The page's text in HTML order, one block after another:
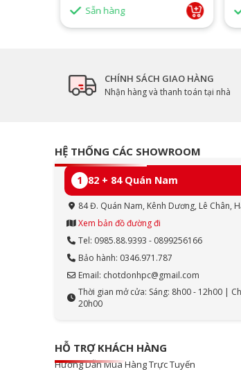
Sẵn hàng
CHÍNH SÁCH GIAO HÀNG
Nhận hàng và thanh toán tại nhà
HỆ THỐNG CÁC SHOWROOM
1 82 + 84 Quán Nam
84 Đ. Quán Nam, Kênh Dương, Lê Chân,
Xem bản đồ đường đi
Tel: 0985.88.9393 - 0899256166
Bảo hành: 0346.971.787
Email: chotdonhpc@gmail.com
Thời gian mở cửa: Sáng: 8h00 - 12h00 |
20h00
HỖ TRỢ KHÁCH HÀNG
Hướng Dẫn Mua Hàng Trực Tuyến